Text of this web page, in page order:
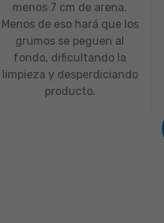
menos 7 cm de arena.
Menos de eso hará que los
grumos se peguen al
fondo, dificultando la
limpieza y desperdiciando
producto.